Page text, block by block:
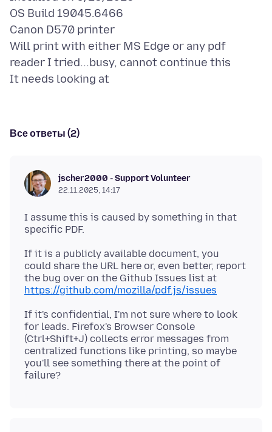
OS Build 19045.6466
Canon D570 printer
Will print with either MS Edge or any pdf
reader I tried...busy, cannot continue this
Все ответы (2)
jscher2000 - Support Volunteer
22.11.2025, 14:17
I assume this is caused by something in that
If it is a publicly available document, you
could share the URL here or, even better, report
the bug over on the Github Issues list at
https://github.com/mozilla/pdf.js/issues
If it's confidential, I'm not sure where to look
for leads. Firefox's Browser Console
(Ctrl+Shift+J) collects error messages from
centralized functions like printing, so maybe
you'll see something there at the point of